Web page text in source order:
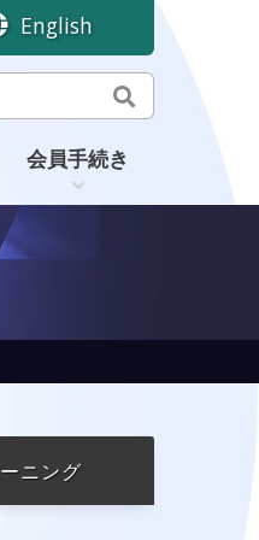
English
会員手続き
ニング